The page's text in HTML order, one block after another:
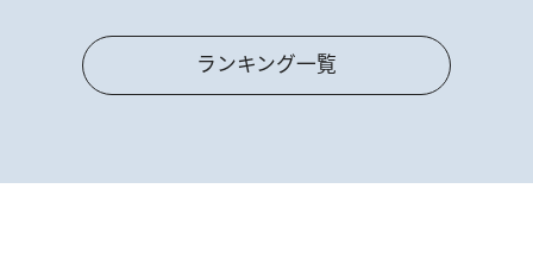
ランキング一覧